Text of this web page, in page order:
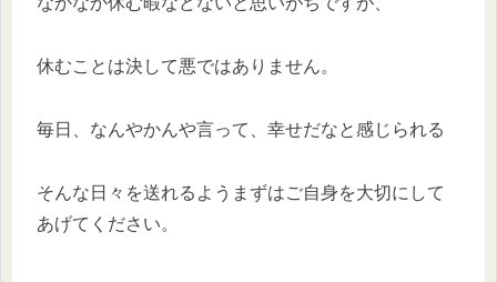
休むことは決して悪ではありません。
毎日、なんやかんや言って、幸せだなと感じられる
そんな日々を送れるようまずはご自身を大切にして
あげてください。